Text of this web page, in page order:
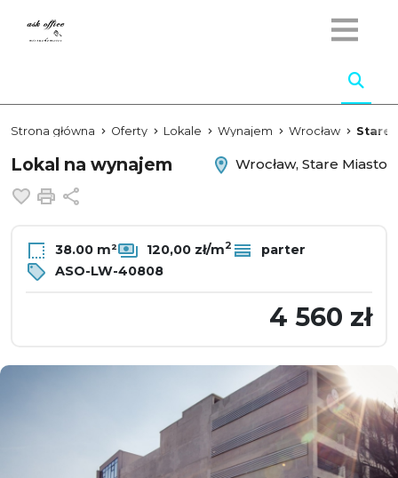
Strona główna Oferty Lokale Wynajem Wrocław Stare
Lokal na wynajem
Wrocław, Stare Miasto
Dodaj do ulubionych
Drukuj
38.00 m² 120,00 zł/m2
parter
ASO-LW-40808
4 560 zł